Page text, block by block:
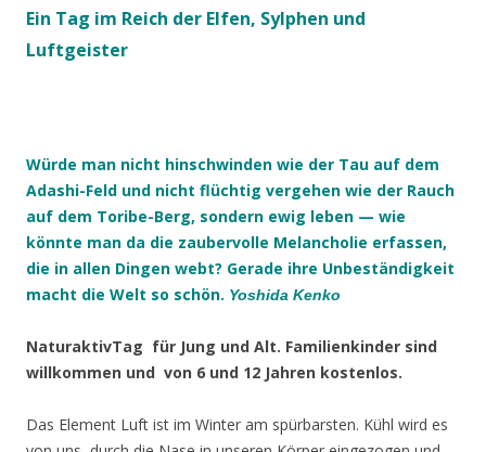
Ein Tag im Reich der Elfen, Sylphen und
Luftgeister
Würde man nicht hinschwinden wie der Tau auf dem
Adashi-Feld und nicht flüchtig vergehen wie der Rauch
auf dem Toribe-Berg, sondern ewig leben — wie
könnte man da die zaubervolle Melancholie erfassen,
die in allen Dingen webt? Gerade ihre Unbeständigkeit
macht die Welt so schön. Yoshida Kenko
NaturaktivTag für Jung und Alt. Familienkinder sind
willkommen und von 6 und 12 Jahren kostenlos.
Das Element Luft ist im Winter am spürbarsten. Kühl wird es